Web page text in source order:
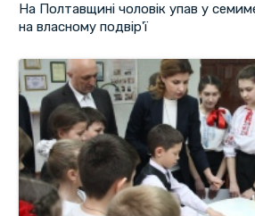
На Полтавщині чоловік упав у
на власному подвір'ї